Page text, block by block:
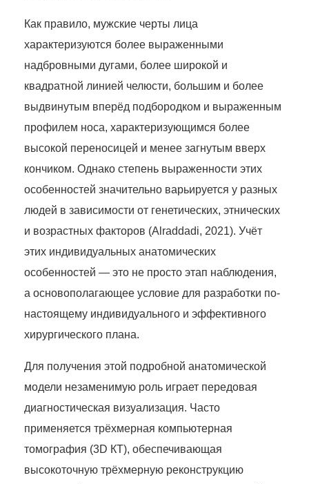
Как правило, мужские черты лица
характеризуются более выраженными
надбровными дугами, более широкой и
квадратной линией челюсти, большим и более
выдвинутым вперёд подбородком и выраженным
профилем носа, характеризующимся более
высокой переносицей и менее загнутым вверх
кончиком. Однако степень выраженности этих
особенностей значительно варьируется у разных
людей в зависимости от генетических, этнических
и возрастных факторов (Alraddadi, 2021). Учёт
этих индивидуальных анатомических
особенностей — это не просто этап наблюдения,
а основополагающее условие для разработки по-
настоящему индивидуального и эффективного
хирургического плана.
Для получения этой подробной анатомической
модели незаменимую роль играет передовая
диагностическая визуализация. Часто
применяется трёхмерная компьютерная
томография (3D КТ), обеспечивающая
высокоточную трёхмерную реконструкцию